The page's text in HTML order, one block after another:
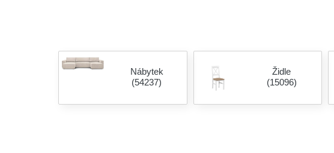
Nábytek
(54237)
Židle
(15096)